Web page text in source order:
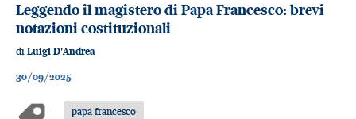
Leggendo il magistero di Papa Francesco: brevi
notazioni costituzionali
di Luigi D'Andrea
30/09/2025
papa francesco